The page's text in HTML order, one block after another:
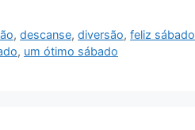
,descanse,diversão,feliz sábado
, um ótimo sábado